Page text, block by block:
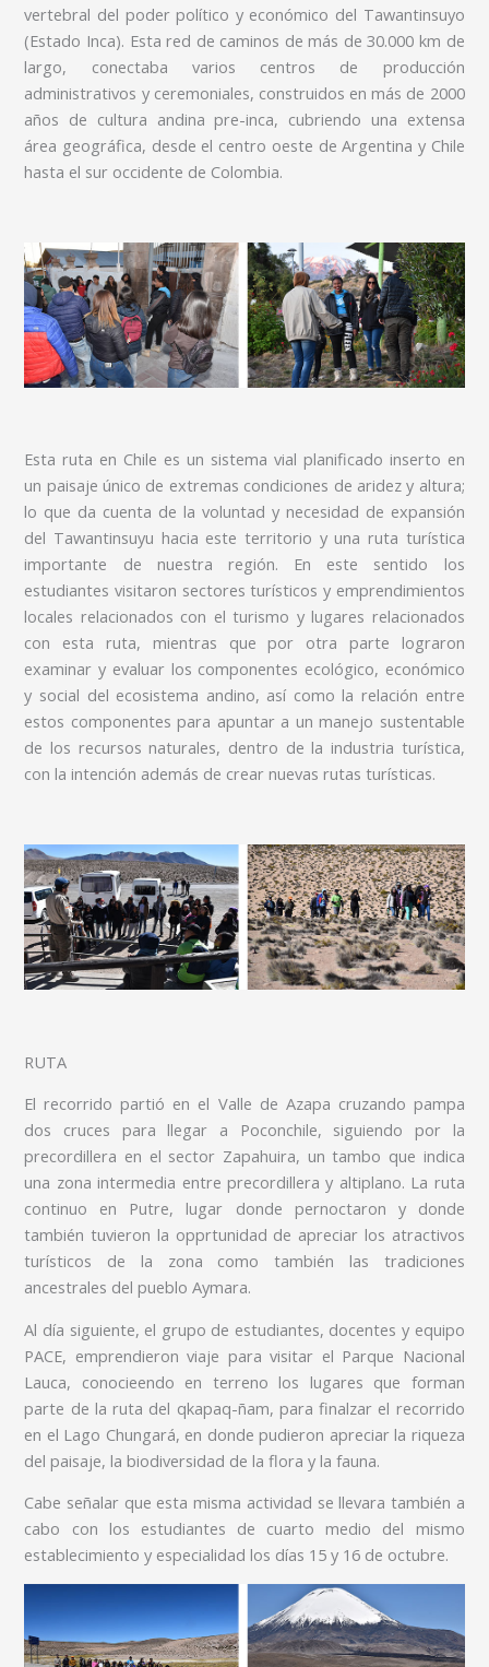
vertebral del poder político y económico del Tawantinsuyo
(Estado Inca). Esta red de caminos de más de 30.000 km de
largo, conectaba varios centros de producción
administrativos y ceremoniales, construidos en más de 2000
años de cultura andina pre-inca, cubriendo una extensa
área geográfica, desde el centro oeste de Argentina y Chile
hasta el sur occidente de Colombia.
Esta ruta en Chile es un sistema vial planificado inserto en
un paisaje único de extremas condiciones de aridez y altura;
lo que da cuenta de la voluntad y necesidad de expansión
del Tawantinsuyu hacia este territorio y una ruta turística
importante de nuestra región. En este sentido los
estudiantes visitaron sectores turísticos y emprendimientos
locales relacionados con el turismo y lugares relacionados
con esta ruta, mientras que por otra parte lograron
examinar y evaluar los componentes ecológico, económico
y social del ecosistema andino, así como la relación entre
estos componentes para apuntar a un manejo sustentable
de los recursos naturales, dentro de la industria turística,
con la intención además de crear nuevas rutas turísticas.
RUTA
El recorrido partió en el Valle de Azapa cruzando pampa
dos cruces para llegar a Poconchile, siguiendo por la
precordillera en el sector Zapahuira, un tambo que indica
una zona intermedia entre precordillera y altiplano. La ruta
continuo en Putre, lugar donde pernoctaron y donde
también tuvieron la opprtunidad de apreciar los atractivos
turísticos de la zona como también las tradiciones
ancestrales del pueblo Aymara.
Al día siguiente, el grupo de estudiantes, docentes y equipo
PACE, emprendieron viaje para visitar el Parque Nacional
Lauca, conocieendo en terreno los lugares que forman
parte de la ruta del qkapaq-ñam, para finalzar el recorrido
en el Lago Chungará, en donde pudieron apreciar la riqueza
del paisaje, la biodiversidad de la flora y la fauna.
Cabe señalar que esta misma actividad se llevara también a
cabo con los estudiantes de cuarto medio del mismo
establecimiento y especialidad los días 15 y 16 de octubre.